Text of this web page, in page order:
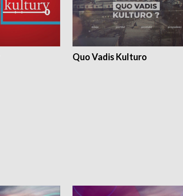
Quo Vadis Kulturo